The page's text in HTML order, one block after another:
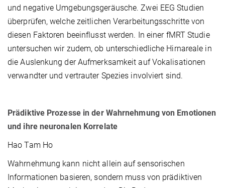
und negative Umgebungsgeräusche. Zwei EEG Studien
überprüfen, welche zeitlichen Verarbeitungsschritte von
diesen Faktoren beeinflusst werden. In einer fMRT Studie
untersuchen wir zudem, ob unterschiedliche Hirnareale in
die Auslenkung der Aufmerksamkeit auf Vokalisationen
verwandter und vertrauter Spezies involviert sind.
Prädiktive Prozesse in der Wahrnehmung von Emotionen
und ihre neuronalen Korrelate
Hao Tam Ho
Wahrnehmung kann nicht allein auf sensorischen
Informationen basieren, sondern muss von prädiktiven